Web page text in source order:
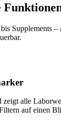
Supplements –
zeigt alle
auf einen